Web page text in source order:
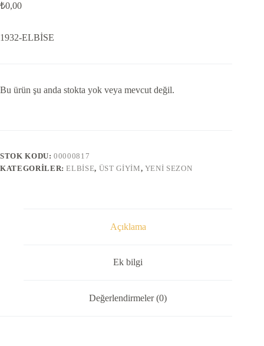
₺0,00
1932-ELBİSE
Bu ürün şu anda stokta yok veya mevcut değil.
STOK KODU:00000817
KATEGORILER:ELBISE, ÜST GIYIM, YENI SEZON
Açıklama
Ek bilgi
Değerlendirmeler (0)